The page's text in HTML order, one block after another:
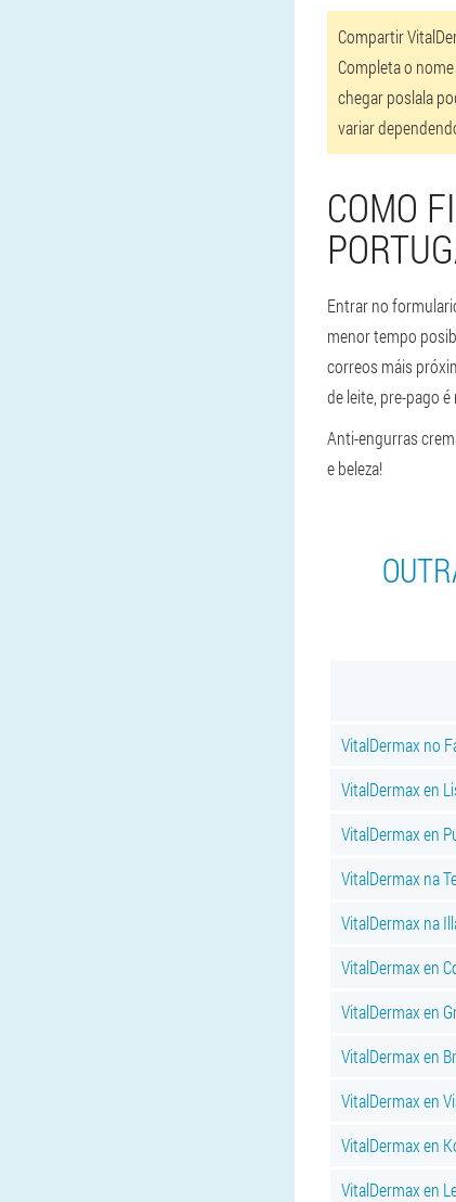
Compartir
Completa o
chegar poslala
variar
COMO
Entrar no
menor tempo
correos máis
de leite, pre-pago é
Anti-engurras
e beleza!
VitalDermax no
VitalDermax en
VitalDermax en
VitalDermax na
VitalDermax na
VitalDermax en
VitalDermax en
VitalDermax en
VitalDermax en
VitalDermax en
VitalDermax en